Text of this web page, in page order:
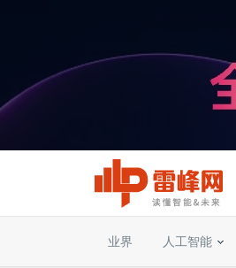
业界 人工智能